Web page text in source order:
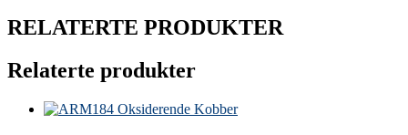
RELATERTE PRODUKTER
Relaterte produkter